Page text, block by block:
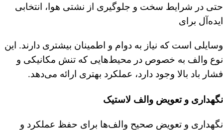
حتی در شرایط سخت و جلوگیری از نشتی هوا، انتخابی
ایده‌آل برای
وسایلی است که نیاز به دوام و اطمینان بیشتری دارند. این
نوع والف به خصوص در محیط‌هایی که تنش مکانیکی و
فشار باد بالا وجود دارد، عملکرد بهتری ارائه می‌دهد.
نگهداری و تعویض والف لاستیک
نگهداری و تعویض صحیح والف‌ها برای حفظ عملکرد و